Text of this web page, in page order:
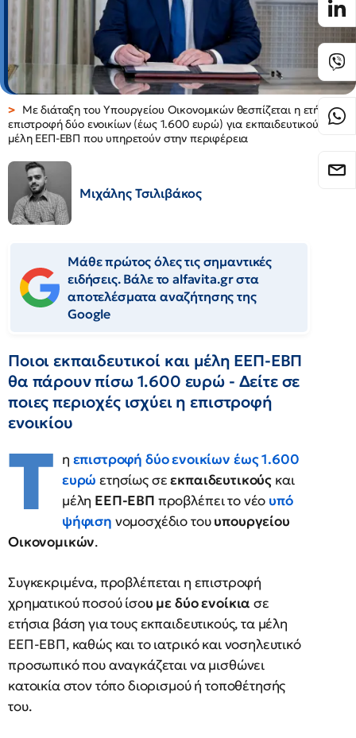
Με διάταξη του Υπουργείου Οικονομικών θεσπίζεται η ετήσια
επιστροφή δύο ενοικίων (έως 1.600 ευρώ) για εκπαιδευτικούς και
μέλη ΕΕΠ-ΕΒΠ που υπηρετούν στην περιφέρεια
Μιχάλης Τσιλιβάκος
Μάθε πρώτος όλες τις σημαντικές
ειδήσεις. Βάλε το alfavita.gr στα
αποτελέσματα αναζήτησης της
Google
Ποιοι εκπαιδευτικοί και μέλη ΕΕΠ-ΕΒΠ
θα πάρουν πίσω 1.600 ευρώ - Δείτε σε
ποιες περιοχές ισχύει η επιστροφή
ενοικίου
Τ η επιστροφή δύο ενοικίων έως 1.600
ευρώ ετησίως σεεκπαιδευτικούς και
μέλη ΕΕΠ-ΕΒΠ προβλέπει το νέο υπό
ψήφιση νομοσχέδιο τουυπουργείου
Οικονομικών.
Συγκεκριμένα, προβλέπεται η επιστροφή
χρηματικού ποσού ίσου με δύο ενοίκια σε
ετήσια βάση για τους εκπαιδευτικούς, τα μέλη
ΕΕΠ-ΕΒΠ, καθώς και το ιατρικό και νοσηλευτικό
προσωπικό που αναγκάζεται να μισθώνει
κατοικία στον τόπο διορισμού ή τοποθέτησής
του.